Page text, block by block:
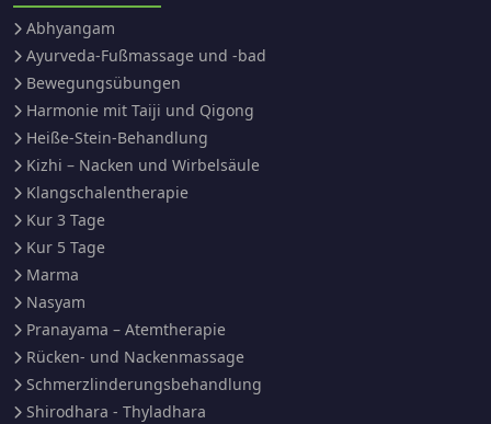
Abhyangam
Ayurveda-Fußmassage und -bad
Bewegungsübungen
Harmonie mit Taiji und Qigong
Heiße-Stein-Behandlung
Kizhi – Nacken und Wirbelsäule
Klangschalentherapie
Kur 3 Tage
Kur 5 Tage
Marma
Nasyam
Pranayama – Atemtherapie
Rücken- und Nackenmassage
Schmerzlinderungsbehandlung
Shirodhara - Thyladhara